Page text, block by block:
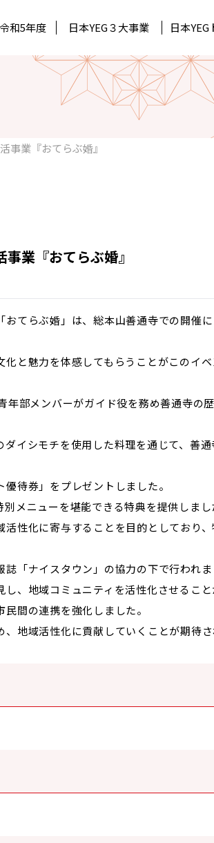
所属単会
和5年度
道府県連代表理事
持続可能な未来へ 日本YEG
日本YEG３大事業 日本YEG
月刊石垣
北陸信越ブロック
事業『おてらぶ婚』
業『おてらぶ婚』
てらぶ婚」は、総本山善通寺での開催
と魅力を体感してもらうことがこのイ
年部メンバーがガイド役を務め善通寺の
イシモチを使用した料理を通じて、善
待券」をプレゼントしました。
メニューを堪能できる特典を提供しま
性化に寄与することを目的としており
「ナイスタウン」の協力の下で行われ
、地域コミュニティを活性化させるこ
間の連携を強化しました。
地域活性化に貢献していくことが期待